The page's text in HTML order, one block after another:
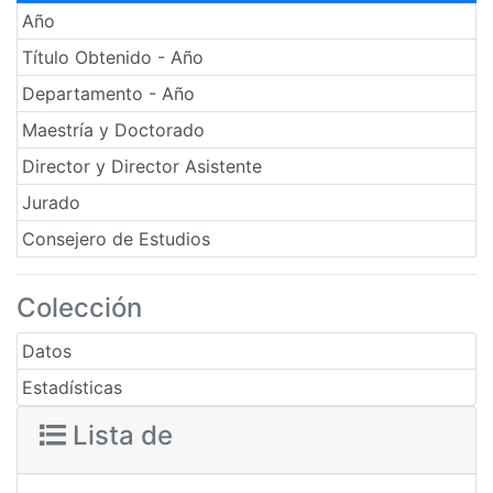
Año
Título Obtenido - Año
Departamento - Año
Maestría y Doctorado
Director y Director Asistente
Jurado
Consejero de Estudios
Colección
Datos
Estadísticas
Lista de